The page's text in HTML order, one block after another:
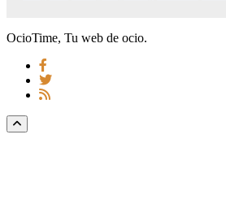
OcioTime, Tu web de ocio.